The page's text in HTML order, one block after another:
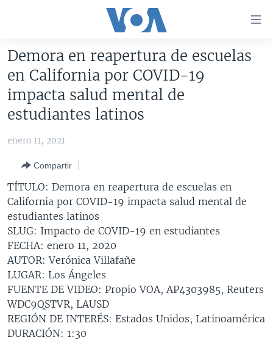
accesibilidad
contenido
principal
al
principal
Salte
búsqueda
AMÉRICA DEL NORTE
MÉXICO
ELECCIONES EEUU 2024
ELECCIONES EEUU
VOA VERIFICA
COLOMBIA
CHILE
PERÚ
ECUADOR
VENEZUELA
BRASIL
COSTA RICA
EL SALVADOR
GUATEMALA
HONDURAS
NICARAGUA
OTRAS SECCIONES
INMIGRACIÓN
LIBERTAD DE PRENSA
MUNDO
ECONOMÍA
ENTRETENIMIENTO Y CULTURA
TECNOLOGÍA
ESPECIALES DE LA VOA
LIBERTAD DE PRENSA
UCRANIA
MULTIMEDIA
VIDEOS
FOTOGRAFÍA
PROGRAMAS TV
EL MUNDO AL DÍA
RADIO
Demora en reapertura de escuelas
en California por COVID-19
impacta salud mental de
estudiantes latinos
enero 11, 2021
Compartir
TÍTULO: Demora en reapertura de escuelas en
California por COVID-19 impacta salud mental de
estudiantes latinos
SLUG: Impacto de COVID-19 en estudiantes
FECHA: enero 11, 2020
AUTOR: Verónica Villafañe
LUGAR: Los Ángeles
FUENTE DE VIDEO: Propio VOA, AP4303985, Reuters
WDC9QSTVR, LAUSD
REGIÓN DE INTERÉS: Estados Unidos, Latinoamérica
DURACIÓN: 1:30